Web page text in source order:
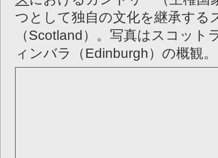
つとして独自の文化を継承する
（Scotland）。写真はスコット
ィンバラ（Edinburgh）の概観。